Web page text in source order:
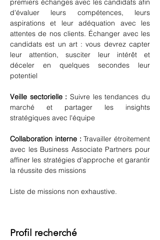
premiers échanges avec les candidats afin
d'évaluer leurs compétences, leurs
aspirations et leur adéquation avec les
attentes de nos clients. Échanger avec les
candidats est un art : vous devrez capter
leur attention, susciter leur intérêt et
déceler en quelques secondes leur
potentiel
Veille sectorielle : Suivre les tendances du
marché et partager les insights
stratégiques avec l'équipe
Collaboration interne : Travailler étroitement
avec les Business Associate Partners pour
affiner les stratégies d'approche et garantir
la réussite des missions
Liste de missions non exhaustive.
Profil recherché